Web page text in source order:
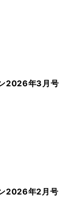
2026年3月号
2026年2月号